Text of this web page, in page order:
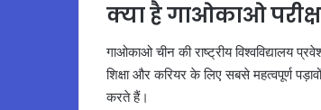
क्या है गाओकाओ
गाओकाओ चीन की राष्ट्रीय विश्वविद्यालय
शिक्षा और करियर के लिए सबसे महत्वपूर्ण
करते हैं।